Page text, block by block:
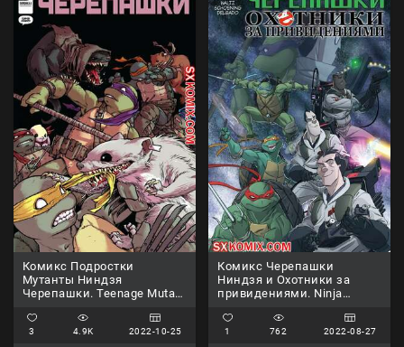
Комикс Подростки
Мутанты Ниндзя
Черепашки. Teenage Mutant
3 4.9K 2022-10-25
Комикс Черепашки
Ниндзя и Охотники за
привидениями. Ninja
Часть 1
1 762 2022-08-27